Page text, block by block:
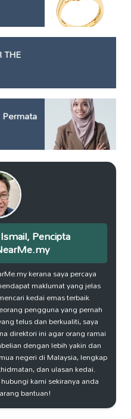
THE
Pencipta
kerana saya percaya
maklumat yang jelas
kedai emas terbaik
pengguna yang pernah
telus dan berkualiti, saya
direktori ini agar orang ramai
dengan lebih yakin dan
negeri di Malaysia, lengkap
dan ulasan kedai.
kami sekiranya anda
bantuan!